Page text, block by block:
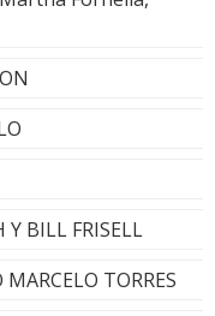
BILL FRISELL
TORRES